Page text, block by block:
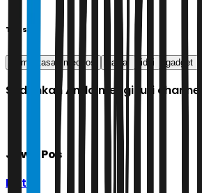
Tags
pembatasan medsos gawai idai gadget
Sudahkah Anda mengikuti
Jawa Pos
Ikuti